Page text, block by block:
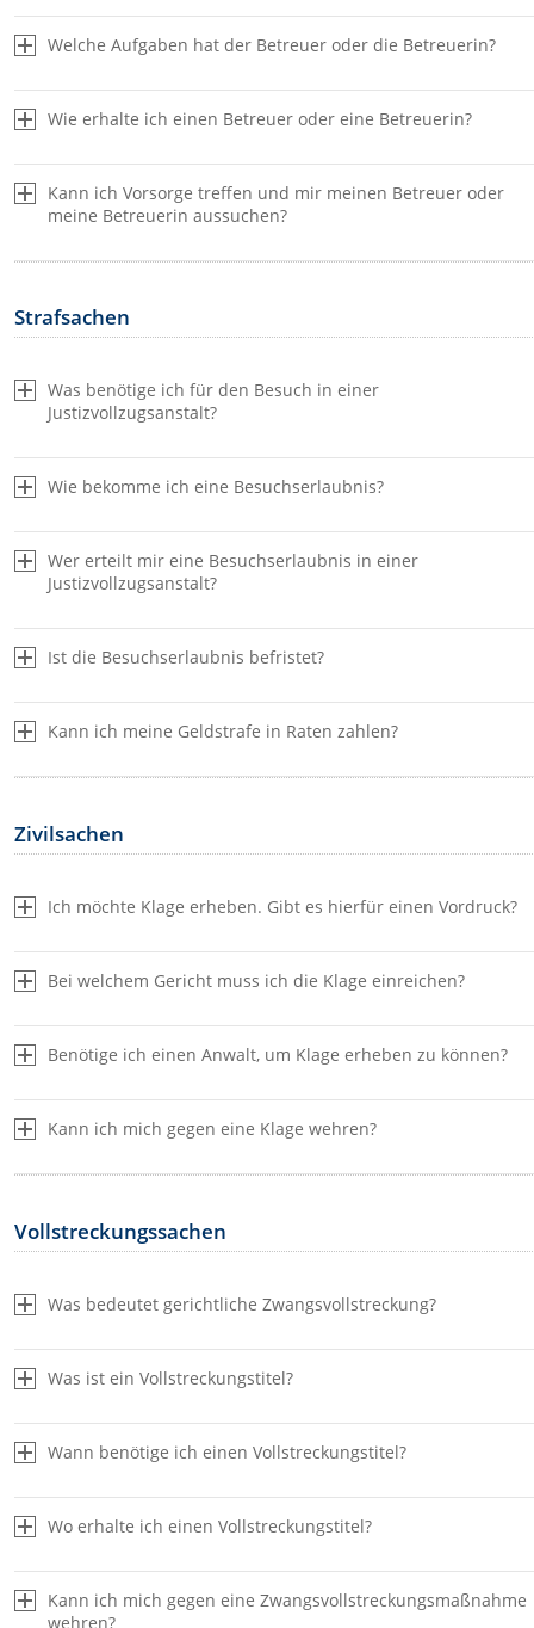
Welche Aufgaben hat der Betreuer oder die Betreuerin?
Wie erhalte ich einen Betreuer oder eine Betreuerin?
Kann ich Vorsorge treffen und mir meinen Betreuer oder
meine Betreuerin aussuchen?
Strafsachen
Was benötige ich für den Besuch in einer
Justizvollzugsanstalt?
Wie bekomme ich eine Besuchserlaubnis?
Wer erteilt mir eine Besuchserlaubnis in einer
Justizvollzugsanstalt?
In der Regel wird allerdings angeordnet, dass eine
Besuchserlaubnis erforderlich ist. In diesen Fällen
Amtsgericht, das den Haftbefehl erlassen hat, oder
wurde) zuständig.
Bitte wenden Sie sich an die Justizvollzugsanstalt.
Ist die Besuchserlaubnis befristet?
Kann ich meine Geldstrafe in Raten zahlen?
Zivilsachen
Ich möchte Klage erheben. Gibt es hierfür einen Vordruck?
Bei welchem Gericht muss ich die Klage einreichen?
Benötige ich einen Anwalt, um Klage erheben zu können?
Kann ich mich gegen eine Klage wehren?
Vollstreckungssachen
Was bedeutet gerichtliche Zwangsvollstreckung?
Was ist ein Vollstreckungstitel?
Wann benötige ich einen Vollstreckungstitel?
Wo erhalte ich einen Vollstreckungstitel?
Kann ich mich gegen eine Zwangsvollstreckungsmaßnahme
wehren?